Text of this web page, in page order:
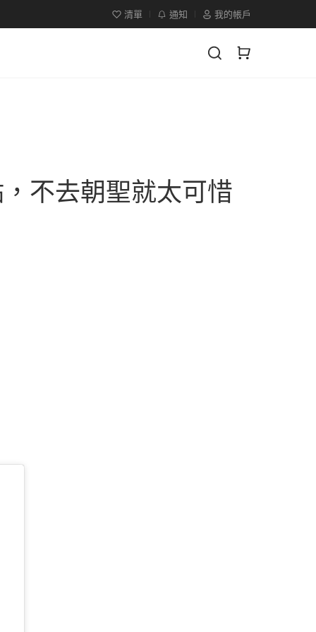
清單 通知 我的帳戶
不去朝聖就太可惜